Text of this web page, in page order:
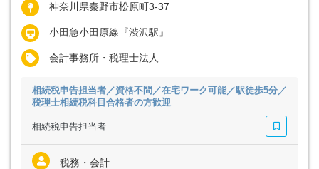
神奈川県秦野市松原町3-37
小田急小田原線『渋沢駅』
会計事務所・税理士法人
相続税申告担当者／資格不問／在宅ワーク可能／駅徒歩5分／
税理士相続税科目合格者の方歓迎
相続税申告担当者
税務・会計